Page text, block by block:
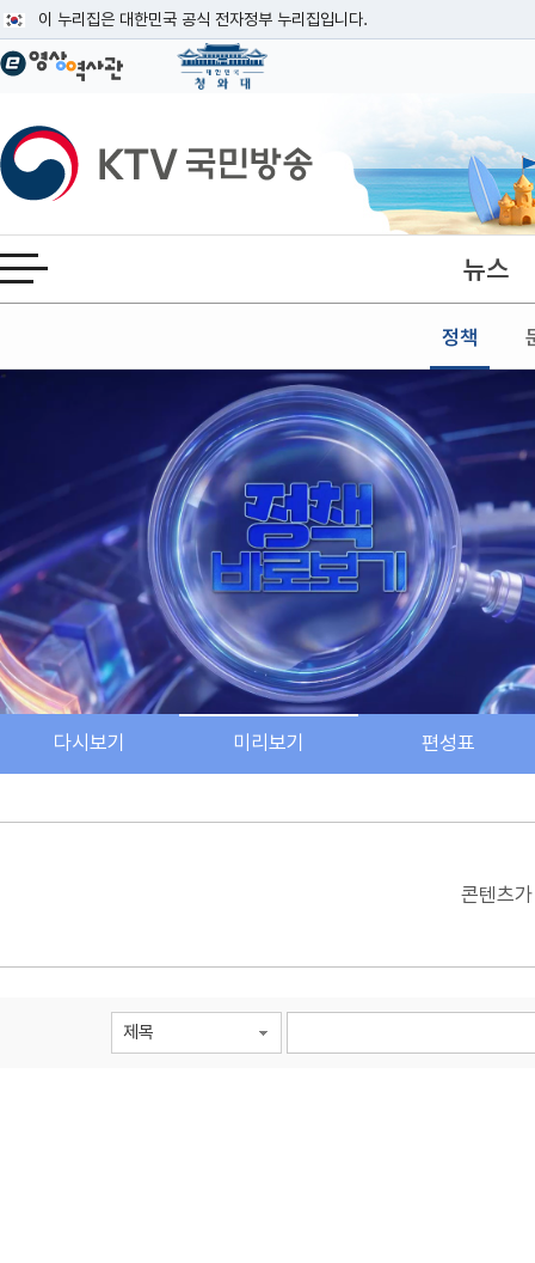
이 누리집은 대한민국 공식 전자정부 누리집입니다.
공식 누리집 주소 확인하기
이밖에 or.kr 또는 .kr등 다른 도메인 주소를 사용하고 있다면 아래 URL에서
운영중인 공식 누리집보기
KTV국민방송
전체메뉴 열기 뉴스
정책
본문
다시보기 미리보기 편성표
콘텐츠
제목